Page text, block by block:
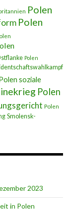
Polen
Polen
Polen
soziale
Polen
Polen
Smolensk-
2023
in Polen